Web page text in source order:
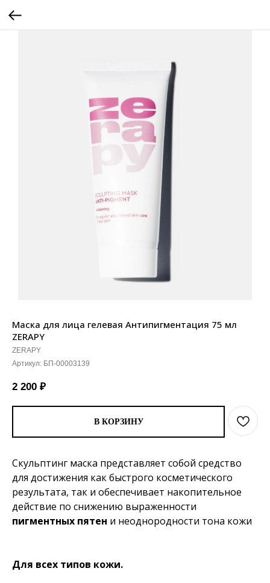
Маска для лица гелевая Антипигментация 75 мл
ZERAPY
ZERAPY
Артикул: БП-00003139
2 200 ₽
В КОРЗИНУ
Скульптинг маска представляет собой средство
для достижения как быстрого косметического
результата, так и обеспечивает накопительное
действие по снижению выраженности
пигментных пятен и неоднородности тона кожи
Для всех типов кожи.